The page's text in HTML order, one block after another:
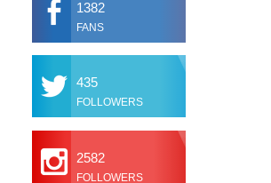
1382
FANS
435
FOLLOWERS
2582
FOLLOWERS